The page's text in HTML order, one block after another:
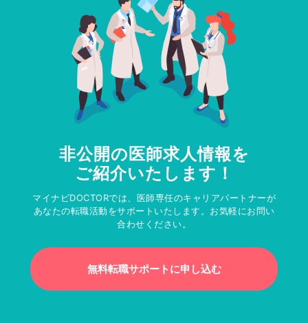
非公開の医師求人情報を
ご紹介いたします！
マイナビDOCTORでは、医師専任のキャリアパートナーが
あなたの転職活動をサポートいたします。お気軽にお問い
合わせください。
無料転職サポートに申し込む